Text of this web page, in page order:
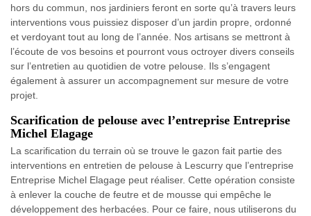
hors du commun, nos jardiniers feront en sorte qu’à travers leurs
interventions vous puissiez disposer d’un jardin propre, ordonné
et verdoyant tout au long de l’année. Nos artisans se mettront à
l’écoute de vos besoins et pourront vous octroyer divers conseils
sur l’entretien au quotidien de votre pelouse. Ils s’engagent
également à assurer un accompagnement sur mesure de votre
projet.
Scarification de pelouse avec l’entreprise Entreprise
Michel Elagage
La scarification du terrain où se trouve le gazon fait partie des
interventions en entretien de pelouse à Lescurry que l’entreprise
Entreprise Michel Elagage peut réaliser. Cette opération consiste
à enlever la couche de feutre et de mousse qui empêche le
développement des herbacées. Pour ce faire, nous utiliserons du